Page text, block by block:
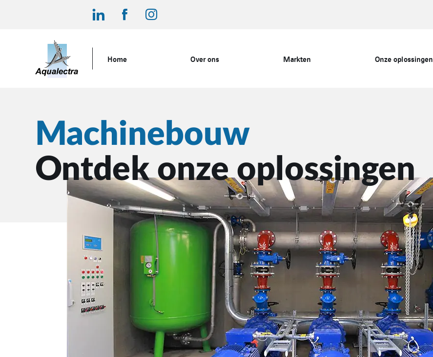
Home Over ons Markten Onze oplossingen
Machinebouw
Ontdek onze oplossingen